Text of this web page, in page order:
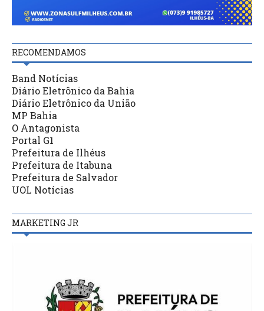
RECOMENDAMOS
Band Notícias
Diário Eletrônico da Bahia
Diário Eletrônico da União
MP Bahia
O Antagonista
Portal G1
Prefeitura de Ilhéus
Prefeitura de Itabuna
Prefeitura de Salvador
UOL Notícias
MARKETING JR